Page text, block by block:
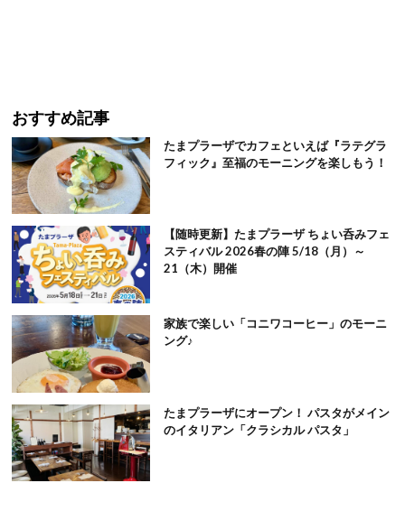
おすすめ記事
たまプラーザでカフェといえば『ラテグラ
フィック』至福のモーニングを楽しもう！
【随時更新】たまプラーザ ちょい呑みフェ
スティバル 2026春の陣 5/18（月）～
21（木）開催
家族で楽しい「コニワコーヒー」のモーニ
ング♪
たまプラーザにオープン！ パスタがメイン
のイタリアン「クラシカル パスタ」